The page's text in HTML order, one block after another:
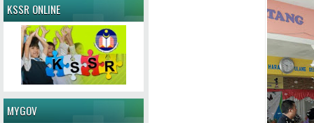
KSSR ONLINE
MYGOV